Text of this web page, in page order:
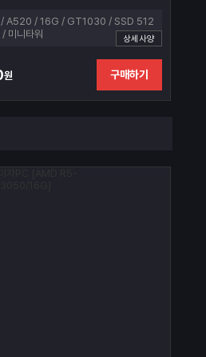
A520 / 16G / GT1030 / SSD 512
미니타워
상세사양
원 구매하기